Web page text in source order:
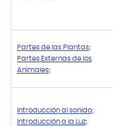
Partes de las Plantas;
Partes Externas de los
Animales;
Introducción al sonido;
Introducción a la Luz;